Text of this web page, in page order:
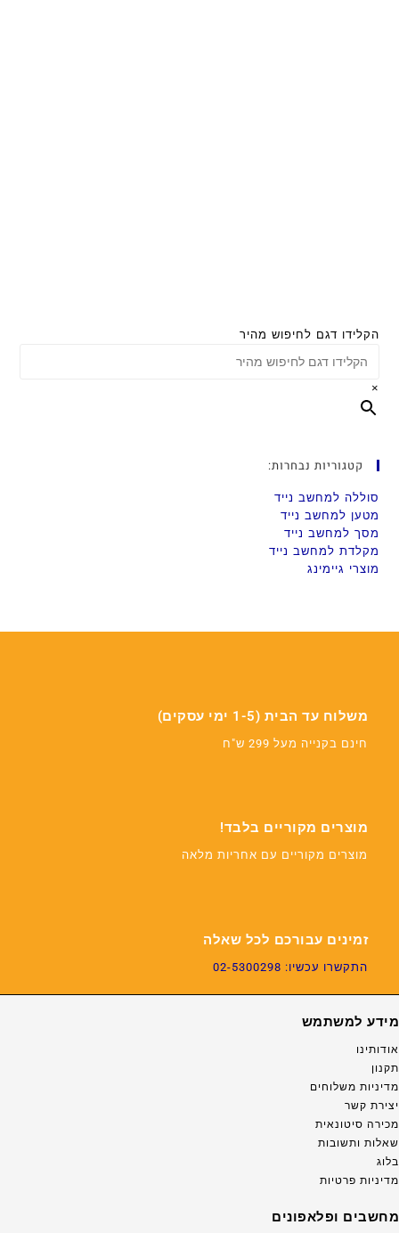
הקלידו דגם לחיפוש מהיר
×
קטגוריות נבחרות:
סוללה למחשב נייד
מטען למחשב נייד
מסך למחשב נייד
מקלדת למחשב נייד
מוצרי גיימינג
משלוח עד הבית (1-5 ימי עסקים)
חינם בקנייה מעל 299 ש"ח
מוצרים מקוריים בלבד!
מוצרים מקוריים עם אחריות מלאה
זמינים עבורכם לכל שאלה
התקשרו עכשיו: 02-5300298
מידע למשתמש
אודותינו
תקנון
מדיניות משלוחים
יצירת קשר
מכירה סיטונאית
שאלות ותשובות
בלוג
מדיניות פרטיות
מחשבים ופלאפונים